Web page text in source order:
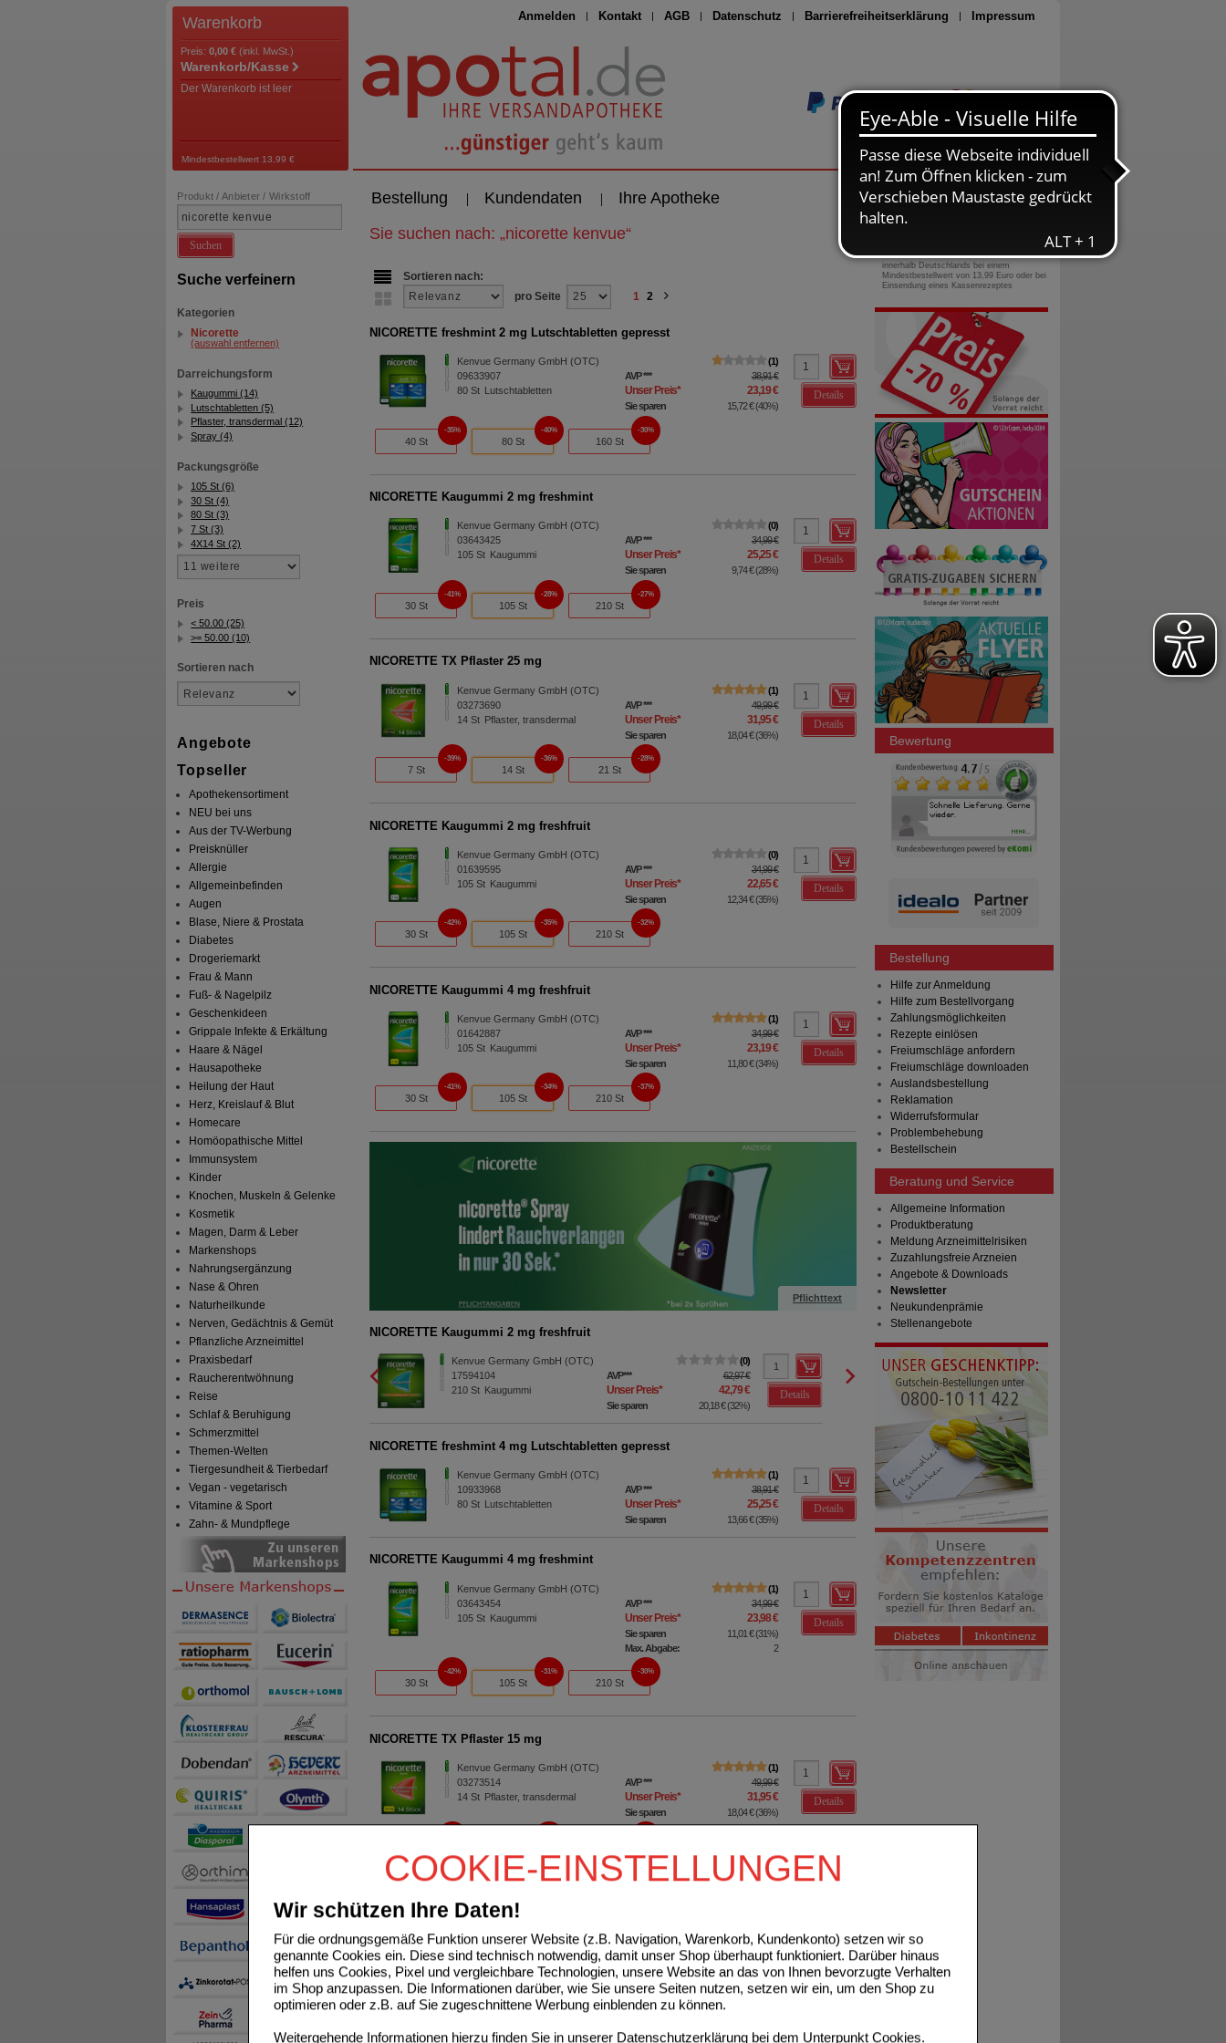
COOKIE-EINSTELLUNGEN
Wir schützen Ihre Daten!
Für die ordnungsgemäße Funktion unserer Website (z.B. Navigation, Warenkorb, Kundenkonto) setzen wir so
genannte Cookies ein. Diese sind technisch notwendig, damit unser Shop überhaupt funktioniert. Darüber hinaus
helfen uns Cookies, Pixel und vergleichbare Technologien, unsere Website an das von Ihnen bevorzugte Verhalten
im Shop anzupassen. Die Informationen darüber, wie Sie unsere Seiten nutzen, setzen wir ein, um den Shop zu
optimieren oder z.B. auf Sie zugeschnittene Werbung einblenden zu können.
Weitergehende Informationen hierzu finden Sie in unserer Datenschutzerklärung bei dem Unterpunkt Cookies.
Anmelden Kontakt AGB Datenschutz Barrierefreiheitserklärung Impressum
Seite drucken
Warenkorb
Preis: 0,00 € (inkl. MwSt.)
Warenkorb/Kasse
Der Warenkorb ist leer
Mindestbestellwert 13,99 €
Bestellung Kundendaten Ihre Apotheke
Produkt / Anbieter / Wirkstoff
Suchen
Suche verfeinern
Kategorien
Nicorette
(auswahl entfernen)
Darreichungsform
Kaugummi (14)
Lutschtabletten (5)
Pflaster, transdermal (12)
Spray (4)
Packungsgröße
105 St (6)
30 St (4)
80 St (3)
7 St (3)
4X14 St (2)
Preis
< 50.00 (25)
>= 50.00 (10)
Sortieren nach
Angebote
Topseller
Apothekensortiment
NEU bei uns
Aus der TV-Werbung
Preisknüller
Allergie
Allgemeinbefinden
Augen
Blase, Niere & Prostata
Diabetes
Drogeriemarkt
Frau & Mann
Fuß- & Nagelpilz
Geschenkideen
Grippale Infekte & Erkältung
Haare & Nägel
Hausapotheke
Heilung der Haut
Herz, Kreislauf & Blut
Homecare
Homöopathische Mittel
Immunsystem
Kinder
Knochen, Muskeln & Gelenke
Kosmetik
Magen, Darm & Leber
Markenshops
Nahrungsergänzung
Nase & Ohren
Naturheilkunde
Nerven, Gedächtnis & Gemüt
Pflanzliche Arzneimittel
Praxisbedarf
Raucherentwöhnung
Reise
Schlaf & Beruhigung
Schmerzmittel
Themen-Welten
Tiergesundheit & Tierbedarf
Vegan - vegetarisch
Vitamine & Sport
Zahn- & Mundpflege
Sie suchen nach: „nicorette kenvue“
Sortieren nach:
pro Seite
1 2
NICORETTE freshmint 2 mg Lutschtabletten gepresst
Kenvue Germany GmbH (OTC)
09633907
80St Lutschtabletten
1
AVP*** 38,91 €
Unser Preis* 23,19 €
Sie sparen 15,72 €(40%)
Details
40 St
35%
80 St
40%
160 St
30%
NICORETTE Kaugummi 2 mg freshmint
Kenvue Germany GmbH (OTC)
03643425
105St Kaugummi
0
AVP*** 34,99 €
Unser Preis* 25,25 €
Sie sparen 9,74 €(28%)
Details
30 St
41%
105 St
28%
210 St
27%
NICORETTE TX Pflaster 25 mg
Kenvue Germany GmbH (OTC)
03273690
14St Pflaster, transdermal
1
AVP*** 49,99 €
Unser Preis* 31,95 €
Sie sparen 18,04 €(36%)
Details
7 St
39%
14 St
36%
21 St
28%
NICORETTE Kaugummi 2 mg freshfruit
Kenvue Germany GmbH (OTC)
01639595
105St Kaugummi
0
AVP*** 34,99 €
Unser Preis* 22,65 €
Sie sparen 12,34 €(35%)
Details
30 St
42%
105 St
35%
210 St
32%
NICORETTE Kaugummi 4 mg freshfruit
Kenvue Germany GmbH (OTC)
01642887
105St Kaugummi
1
AVP*** 34,99 €
Unser Preis* 23,19 €
Sie sparen 11,80 €(34%)
Details
30 St
41%
105 St
34%
210 St
37%
Pflichttext
*** 38,91 €
Unser Preis
NICORETTE Kaugummi 2 mg freshfruit
Kenvue Germany GmbH (OTC)
17594104
210 St Kaugummi
0
AVP*** 62,97 €
Unser Preis* 42,79 €
Sie sparen 20,18 €(32%)
Details
NICORETTE Kaugummi 2 mg freshmint
Kenvue Germany GmbH (OTC)
17594133
210St Kaugummi
NICORETTE freshmint 4 mg Lutschtabletten gepresst
Kenvue Germany GmbH (OTC)
10933968
80St Lutschtabletten
1
AVP*** 38,91 €
Unser Preis* 25,25 €
Sie sparen 13,66 €(35%)
Details
NICORETTE Kaugummi 4 mg freshmint
Kenvue Germany GmbH (OTC)
03643454
105St Kaugummi
1
AVP*** 34,99 €
Unser Preis* 23,98 €
Sie sparen 11,01 €(31%)
Max. Abgabe:
2
Details
30 St
42%
105 St
31%
210 St
30%
NICORETTE TX Pflaster 15 mg
Kenvue Germany GmbH (OTC)
03273514
14St Pflaster, transdermal
1
AVP*** 49,99 €
Unser Preis* 31,95 €
Sie sparen 18,04 €(36%)
Details
NICORETTE Kaugummi 2 mg freshmint
Kenvue Germany GmbH (OTC)
17594133
210 St Kaugummi
AVP*** 62,97 €
Unser Preis * 45,95 €
Sie sparen 17,02 €(27%)
Details
30 St 105 St
28%
210 St
27%
0800-10 11 422
gebührenfreie Rufnummer
innerhalb Deutschlands bei einem
Mindestbestellwert von 13,99 Euro oder bei
Einsendung eines Kassenrezeptes
Bewertung
Bestellung
Hilfe zur Anmeldung
Hilfe zum Bestellvorgang
Zahlungsmöglichkeiten
Rezepte einlösen
Freiumschläge anfordern
Freiumschläge downloaden
Auslandsbestellung
Reklamation
Widerrufsformular
Problembehebung
Bestellschein
Beratung und Service
Allgemeine Information
Produktberatung
Meldung Arzneimittelrisiken
Zuzahlungsfreie Arzneien
Angebote & Downloads
Newsletter
Neukundenprämie
Stellenangebote